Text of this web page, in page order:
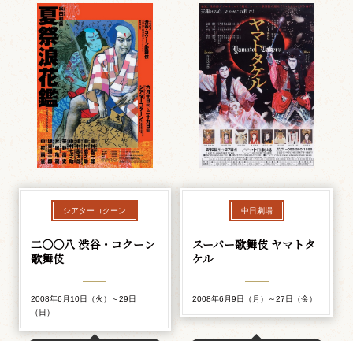
シアターコクーン
二〇〇八 渋谷・コクーン
歌舞伎
2008年6月10日（火）～29日
（日）
中日劇場
スーパー歌舞伎 ヤマトタ
ケル
2008年6月9日（月）～27日（金）